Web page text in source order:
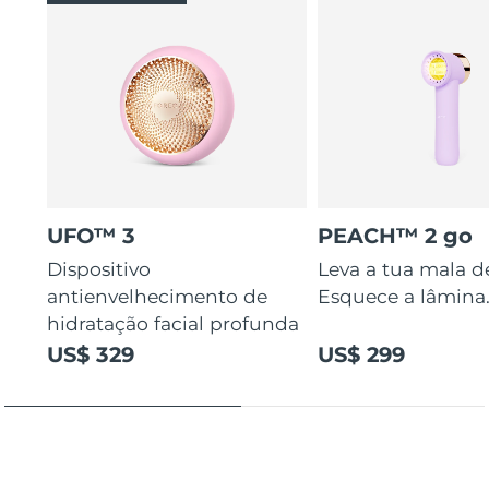
UFO™ 3
Dispositivo
antienvelhecimento de
hidratação facial profunda
US$ 329
PEACH™ 2 go
Leva a tua mala
Esquece a
US$ 299